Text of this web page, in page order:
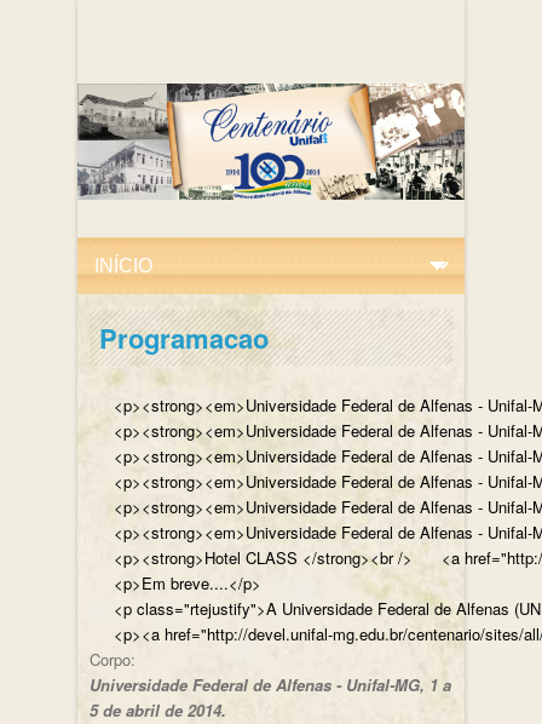
Programacao
<p><strong><em>Universidade Federal de Alfenas -
<p><strong><em>Universidade Federal de Alfenas -
<p><strong><em>Universidade Federal de Alfenas -
<p><strong><em>Universidade Federal de Alfenas -
<p><strong><em>Universidade Federal de Alfenas -
<p><strong><em>Universidade Federal de Alfenas -
<p><strong>Hotel CLASS </strong><br /> <a
<p>Em breve....</p>
<p class="rtejustify">A Universidade Federal de Alfenas
<p><a href="http://devel.unifal-mg.edu.br/centenario/sites/
Corpo:
Universidade Federal de Alfenas - Unifal-MG, 1 a
5 de abril de 2014.